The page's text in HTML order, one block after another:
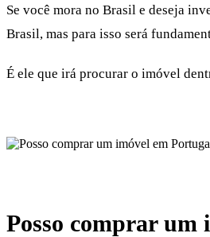
Se você mora no Brasil e deseja
Brasil, mas para isso será
É ele que irá procurar o imóvel
Posso comprar um